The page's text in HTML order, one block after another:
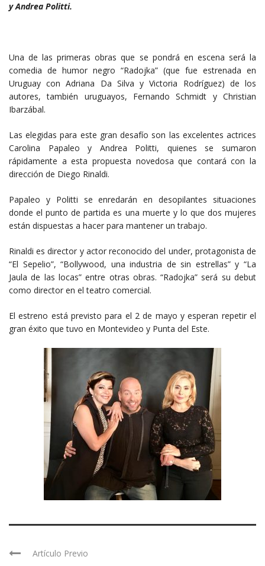
y Andrea Politti.
​Una de las primeras obras que se pondrá en escena será la
comedia de humor negro “Radojka” (que fue estrenada en
Uruguay con Adriana Da Silva y Victoria Rodríguez) de los
autores, también uruguayos, Fernando Schmidt y Christian
Ibarzábal.
Las elegidas para este gran desafío son las excelentes actrices
Carolina Papaleo​ ​y​ Andrea Politti​, quienes se sumaron
rápidamente a esta propuesta novedosa que contará con la
dirección de Diego Rinaldi. ​
Papaleo ​y Politti ​se enredarán en desopilantes situaciones
donde el punto de partida es una muerte y lo que dos mujeres
están dispuestas a hacer para mantener ​un​ trabajo.
​Rinaldi es director y actor reconocido del under, protagonista de
“El Sepelio”, “Bollywood, una industria de sin estrellas” y “La
Jaula de las locas” entre otras obras. “Radojka” será su debut
como director en el teatro comercial.
El estreno está previsto para el 2 de mayo y esperan repetir el
gran éxito que tuvo en Montevideo y Punta del Este.
Artículo Previo